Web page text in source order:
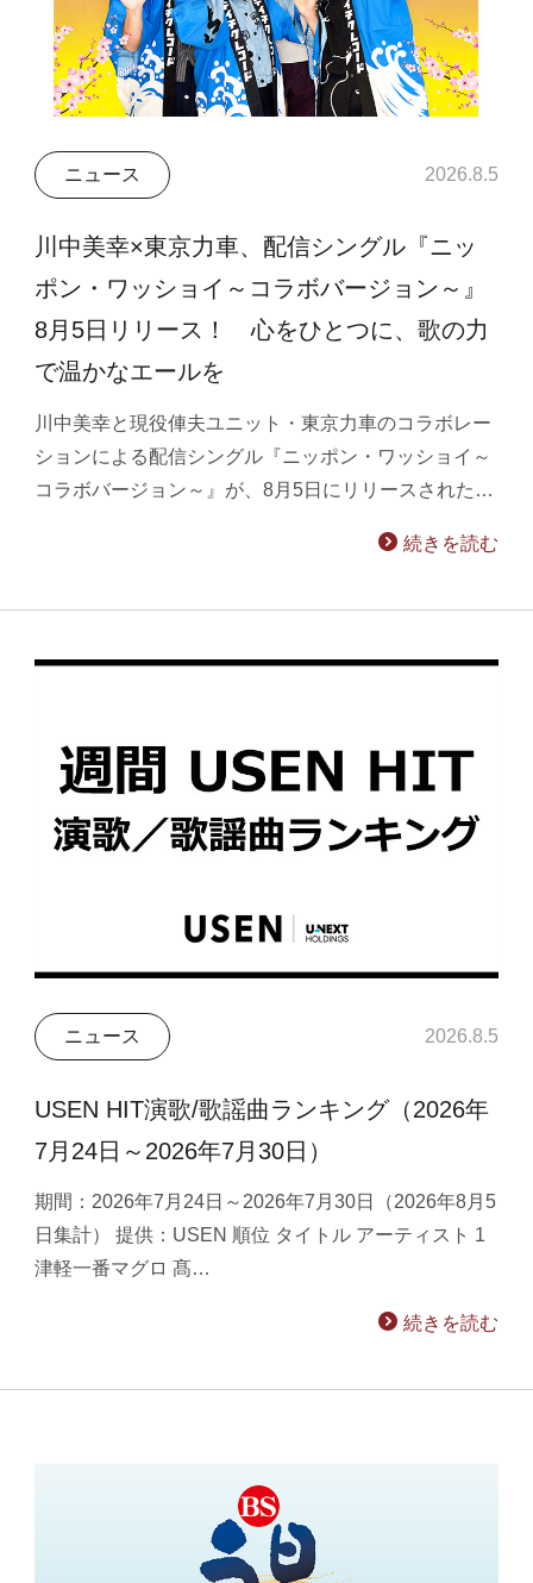
ニュース 2026.8.5
川中美幸×東京力車、配信シングル『ニッ
ポン・ワッショイ～コラボバージョン～』
8月5日リリース！ 心をひとつに、歌の力
で温かなエールを
川中美幸と現役俥夫ユニット・東京力車のコラボレー
ションによる配信シングル『ニッポン・ワッショイ～
コラボバージョン～』が、8月5日にリリースされた…
続きを読む
ニュース 2026.8.5
USEN HIT演歌/歌謡曲ランキング（2026年
7月24日～2026年7月30日）
期間：2026年7月24日～2026年7月30日（2026年8月5
日集計） 提供：USEN 順位 タイトル アーティスト 1
津軽一番マグロ 髙…
続きを読む